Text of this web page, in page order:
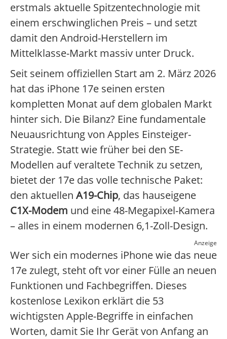
erstmals aktuelle Spitzentechnologie mit
einem erschwinglichen Preis – und setzt
damit den Android-Herstellern im
Mittelklasse-Markt massiv unter Druck.
Seit seinem offiziellen Start am 2. März 2026
hat das iPhone 17e seinen ersten
kompletten Monat auf dem globalen Markt
hinter sich. Die Bilanz? Eine fundamentale
Neuausrichtung von Apples Einsteiger-
Strategie. Statt wie früher bei den SE-
Modellen auf veraltete Technik zu setzen,
bietet der 17e das volle technische Paket:
den aktuellen A19-Chip, das hauseigene
C1X-Modem und eine 48-Megapixel-Kamera
– alles in einem modernen 6,1-Zoll-Design.
Anzeige
Wer sich ein modernes iPhone wie das neue
17e zulegt, steht oft vor einer Fülle an neuen
Funktionen und Fachbegriffen. Dieses
kostenlose Lexikon erklärt die 53
wichtigsten Apple-Begriffe in einfachen
Worten, damit Sie Ihr Gerät von Anfang an